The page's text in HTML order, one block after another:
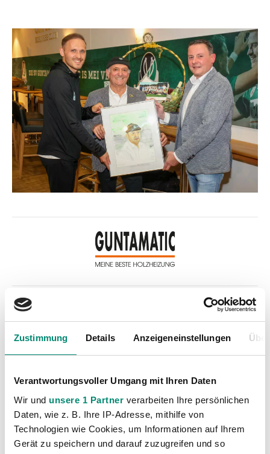
Zustimmung Details Anzeigeneinstellungen
Verantwortungsvoller Umgang mit Ihren Daten
Wir und unsere 1 Partner verarbeiten Ihre persönlichen
Daten, wie z. B. Ihre IP-Adresse, mithilfe von
Technologien wie Cookies, um Informationen auf Ihrem
Gerät zu speichern und darauf zuzugreifen und so
Kategorien
Akademie
(236)
Allgemeine News
(606)
Damen
Junge Wikinger Ried
(413)
Nachwuchs
Profis
(1316)